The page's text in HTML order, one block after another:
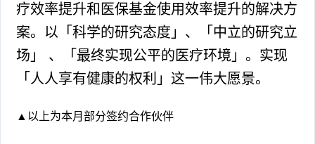
疗效率提升和医保基金使用效率提升的解决方
案。以「科学的研究态度」、「中立的研究立
场」 、「最终实现公平的医疗环境」。实现
「人人享有健康的权利」这一伟大愿景。
▲以上为本月部分签约合作伙伴